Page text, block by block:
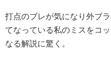
打点のブレが気になり外ブ
てなっている私のミスをコ
なる解説に驚く。